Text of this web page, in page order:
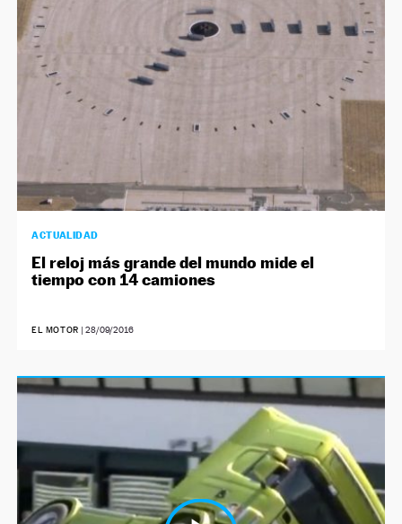
NEWSLETTER
SÍGUENOS
ACTUALIDAD
El reloj más grande del mundo mide el
tiempo con 14 camiones
EL MOTOR |28/09/2016